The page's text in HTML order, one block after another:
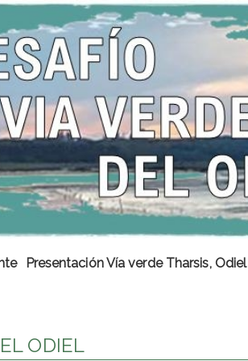
Presentación Vía verde Tharsis, Odiel
ODIEL